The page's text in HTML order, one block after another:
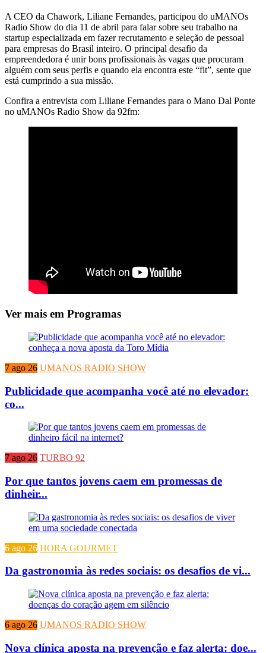
A CEO da Chawork, Liliane Fernandes, participou do uMANOs
Radio Show do dia 11 de abril para falar sobre seu trabalho na
startup especializada em fazer recrutamento e seleção de pessoal
para empresas do Brasil inteiro. O principal desafio da
empreendedora é unir bons profissionais às vagas que procuram
alguém com seus perfis e quando ela encontra este “fit”, sente que
está cumprindo a sua missão.
Confira a entrevista com Liliane Fernandes para o Mano Dal Ponte
no uMANOs Radio Show da 92fm:
Ver mais em Programas
7 ago 26 UMANOS RADIO SHOW
Publicidade que acompanha você até no elevador:
co...
7 ago 26 TURBO 92
Por que tantos jovens caem em promessas de
dinheir...
6 ago 26 HORA GOURMET
Da gastronomia às redes sociais: os desafios de vi...
6 ago 26 UMANOS RADIO SHOW
Nova clínica aposta na prevenção e faz alerta: doe...